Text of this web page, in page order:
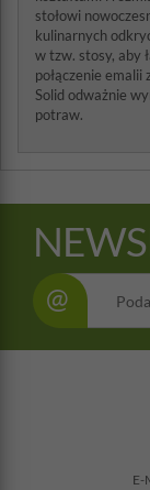
stołowi
kulinarnych
w tzw. stosy, aby
połączenie emalii
Solid odważnie
potraw.
@
E-